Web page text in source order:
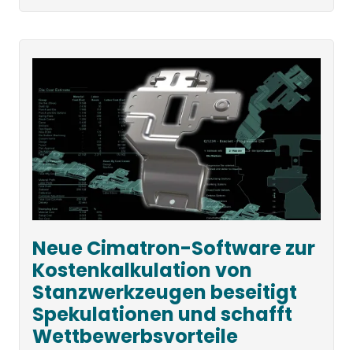
Neue Cimatron-Software zur
Kostenkalkulation von
Stanzwerkzeugen beseitigt
Spekulationen und schafft
Wettbewerbsvorteile